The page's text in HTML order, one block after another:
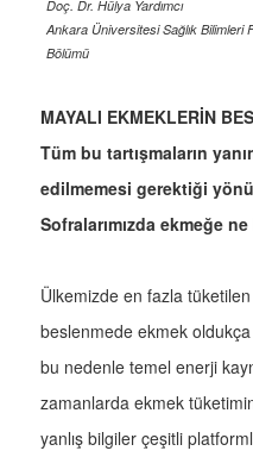
Doç. Dr. Hülya Yardımcı
Ankara Üniversitesi Sağlık
Bölümü
MAYALI EKMEKLERİN
Tüm bu tartışmaların
edilmemesi gerektiği
Sofralarımızda ekmeğe
Ülkemizde en fazla
beslenmede ekmek
bu nedenle temel enerji
zamanlarda ekmek
yanlış bilgiler çeşitli